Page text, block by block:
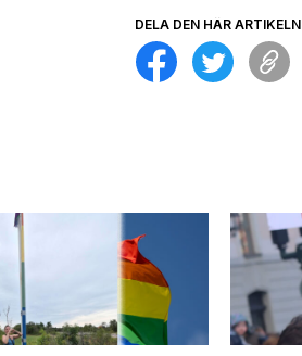
DELA DEN HÄR ARTIKELN